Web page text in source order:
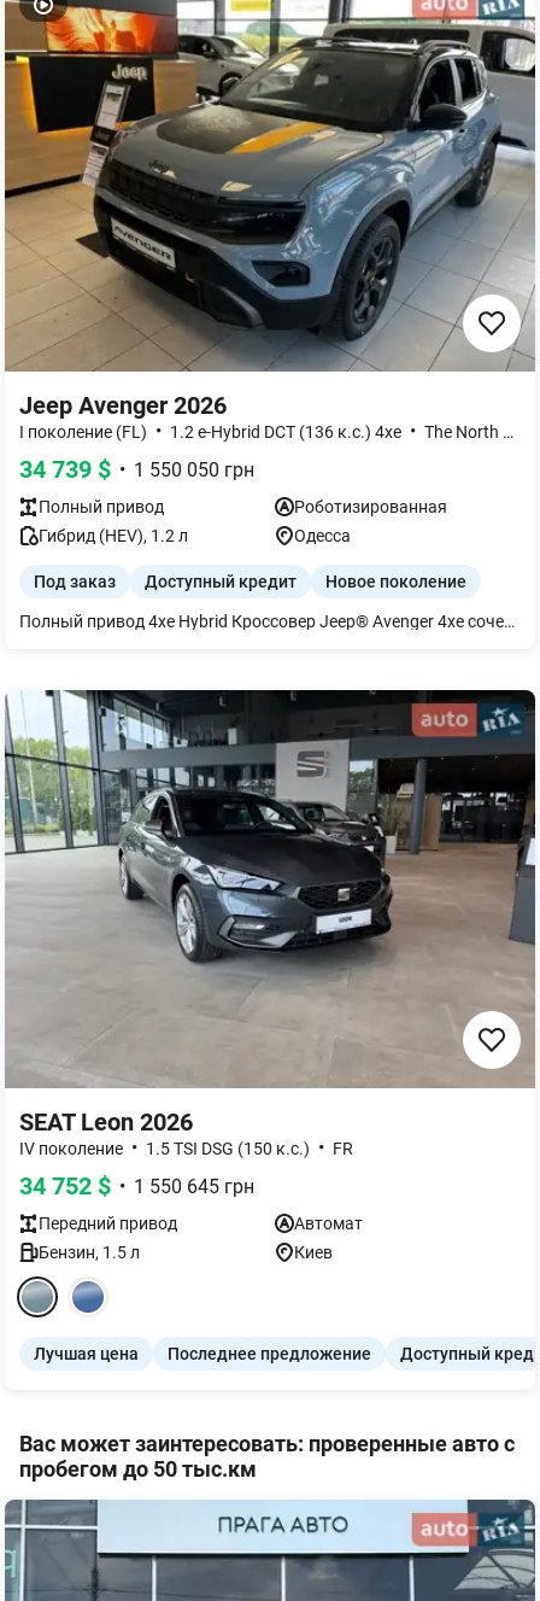
Jeep Avenger 2026
I поколение (FL) • 1.2 e-Hybrid DCT (136 к.с.) 4xe • The North Face
34 739 $ • 1 550 050 грн
Полный привод
Роботизированная
Гибрид (HEV), 1.2 л Одесса
Под заказ Доступный кредит Новое поколение
Полный привод 4xe Hybrid Кроссовер Jeep® Avenger 4xe сочетает в себе гибридную технологию 48 В с полным приводом и автоматической трансмиссией, улучшая производительность и эффективность. Оснащенный двумя электродвигателями (передним и задним), которые работают в синергии с двигателем внутреннего сгорания, он гарантирует лучшую в своем классе функциональность и постоянный полный привод. Технические характеристики: МАКСИМАЛЬНА МОЩНОСТЬ: 136 Л. С. МАКСИМАЛЬНЫЙ КРУТЯЩИЙ МОМЕНТ: 230 Н·м УГОЛ ЗАЕЗДА: 40% УГОЛ СЪЕЗДА: 20% РАСХОД ТОПЛИВА: 5,4-5,5 л/100 км
SEAT Leon 2026
IV поколение • 1.5 TSI DSG (150 к.с.) • FR
34 752 $ • 1 550 645 грн
Передний привод
Автомат
Бензин, 1.5л Киев
Лучшая цена Последнее предложение Доступный
Вас может заинтересовать: проверенные авто с
пробегом до 50 тыс.км